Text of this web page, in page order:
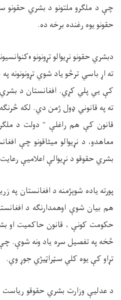
چې د ملګرو ملتونو د بشري حقونو
حقونو يوه رغنده برخه ده.
دبشري حقونو نړيوالو تړونونو
ته اړ باسي ترڅو ياد شوي تړونونونه
کې يي پلي کړي. افغانستان د بشري
ته په قانوني ډول ژمن دي. لکه
قانون کې هم راغلې " دولت د
معاهدو، د نړيوالو ميثاقونو چې
بشري حقوقو د نړيوالې اعلاميې
هم بيان شوې اوهمدارنګه د
حکومت کونې ، قانون حاکميت او
څخه په تفصيل سره ياد ونه شوې. چې
تړاو کې يوه کلي سټراټيژي جوړ وي.
د عدليې وزارت بشري حقوقو ریاست